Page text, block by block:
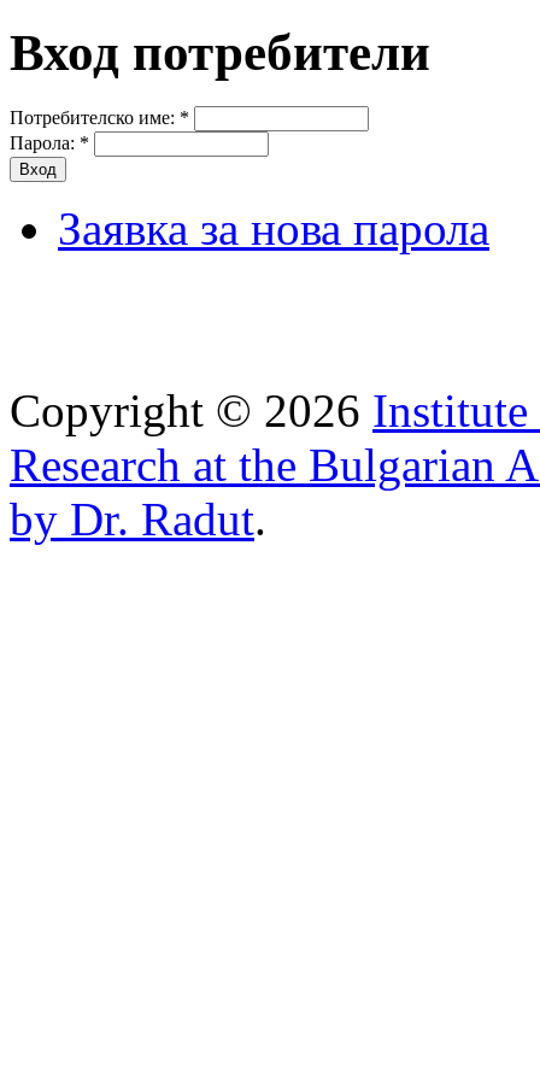
Вход потребители
Потребителско име: *
Парола: *
Заявка за нова парола
Copyright © 2026
Research at the Bulgarian
by Dr. Radut.